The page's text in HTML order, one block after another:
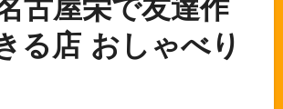
古屋栄で友達作
る店 おしゃべり